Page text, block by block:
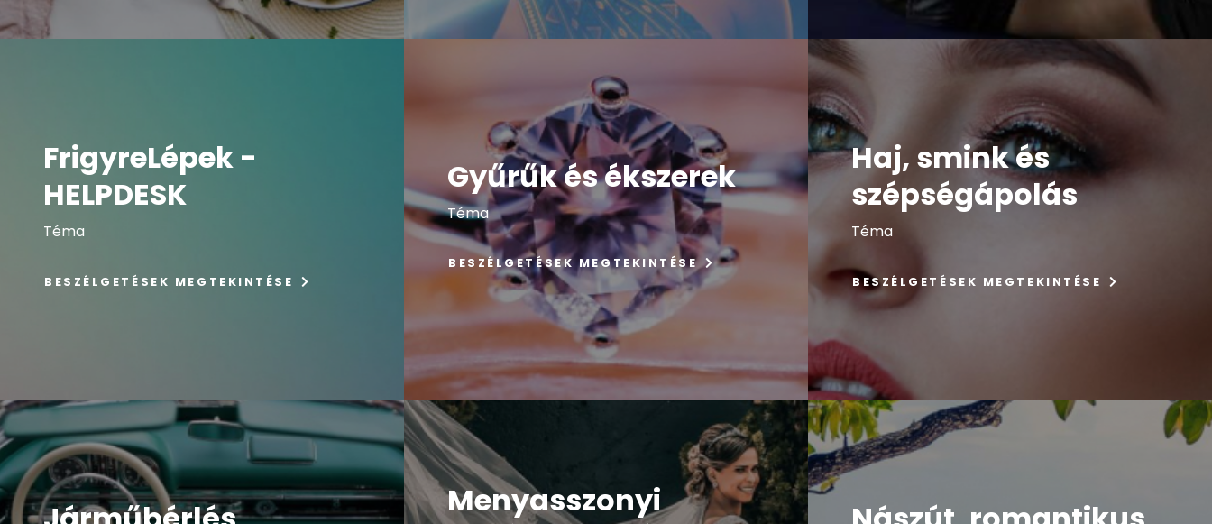
FrigyreLépek -
HELPDESK
Téma
BESZÉLGETÉSEK MEGTEKINTÉSE
Gyűrűk és ékszerek
Téma
BESZÉLGETÉSEK MEGTEKINTÉSE
Haj, smink és
szépségápolás
Téma
BESZÉLGETÉSEK MEGTEKINTÉSE
Menyasszonyi